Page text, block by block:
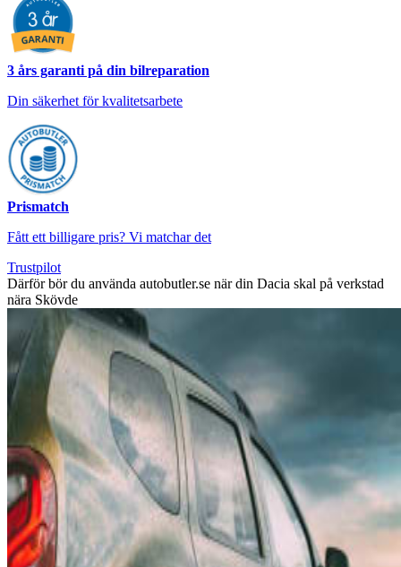
3 års garanti på din bilreparation
Din säkerhet för kvalitetsarbete
Prismatch
Fått ett billigare pris? Vi matchar det
Trustpilot
Därför bör du använda autobutler.se när din Dacia skal på verkstad
nära Skövde